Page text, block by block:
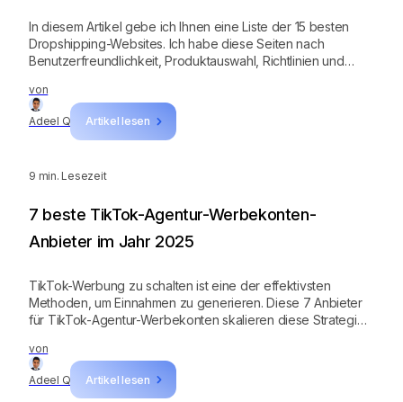
von
Adeel Q Artikel lesen
In diesem Artikel gebe ich Ihnen eine Liste der 15 besten
Dropshipping-Websites. Ich habe diese Seiten nach
Benutzerfreundlichkeit, Produktauswahl, Richtlinien und
9 min. Lesezeit
von
Adeel Q Artikel lesen
7 beste TikTok-Agentur-Werbekonten-
Anbieter im Jahr 2025
TikTok-Werbung zu schalten ist eine der effektivsten
Methoden, um Einnahmen zu generieren. Diese 7 Anbieter
für TikTok-Agentur-Werbekonten skalieren diese Strategie